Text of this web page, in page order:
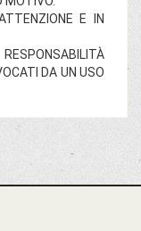
E IN
DA UN USO